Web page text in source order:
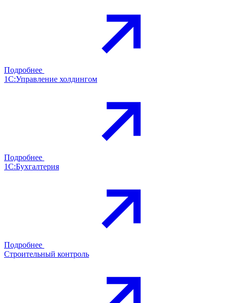
Подробнее
1С:Управление холдингом
Подробнее
1С:Бухгалтерия
Подробнее
Строительный контроль